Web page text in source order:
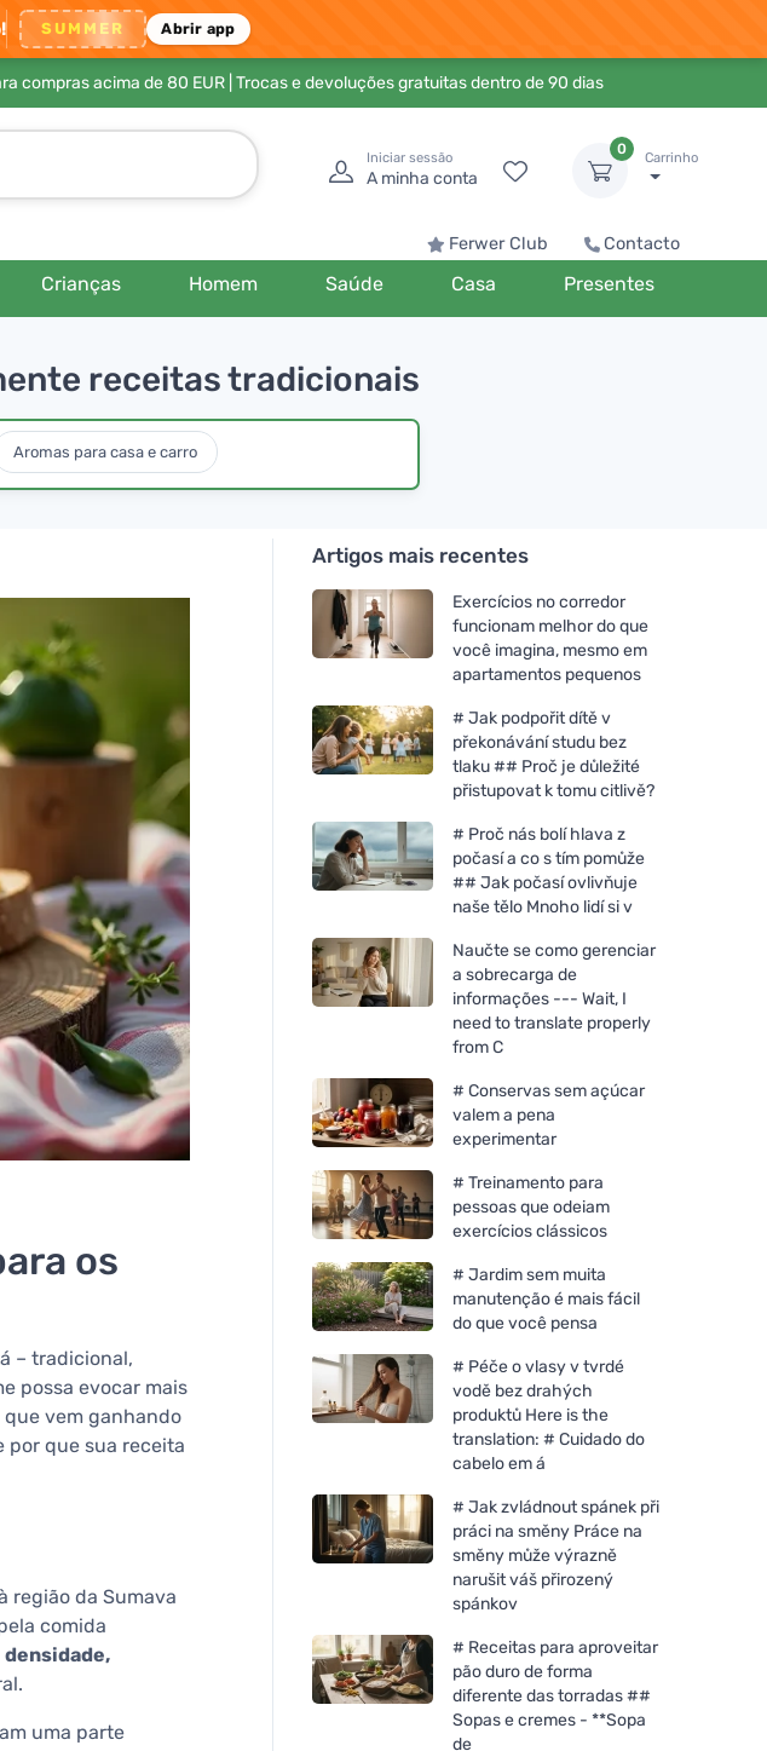
SUMMER Abrir app
compras acima de 80 EUR| Trocas e devoluções gratuitas dentro de 90 dias
Iniciar sessão
A minha conta
0
Carrinho
Ferwer Club Contacto
Crianças Homem Saúde Casa Presentes
receitas tradicionais
Aromas para casa e carro
os
– tradicional,
possa evocar mais
vem ganhando
por que sua receita
região da Sumava
comida
densidade,
uma parte
Artigos mais recentes
Exercícios no corredor
funcionam melhor do que
você imagina, mesmo em
apartamentos pequenos
# Jak podpořit dítě v
překonávání studu bez
tlaku ## Proč je důležité
přistupovat k tomu citlivě?
# Proč nás bolí hlava z
počasí a co s tím pomůže
## Jak počasí ovlivňuje
naše tělo Mnoho lidí si v
Naučte se como gerenciar
a sobrecarga de
informações --- Wait, I
need to translate properly
from C
# Conservas sem açúcar
valem a pena
experimentar
# Treinamento para
pessoas que odeiam
exercícios clássicos
# Jardim sem muita
manutenção é mais fácil
do que você pensa
# Péče o vlasy v tvrdé
vodě bez drahých
produktů Here is the
translation: # Cuidado do
cabelo em á
# Jak zvládnout spánek při
práci na směny Práce na
směny může výrazně
narušit váš přirozený
spánkov
# Receitas para aproveitar
pão duro de forma
diferente das torradas ##
Sopas e cremes - **Sopa
de